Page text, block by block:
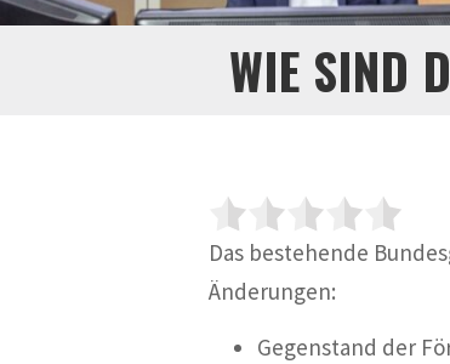
WIE SIND
Das bestehende
Änderungen:
Gegenstand der